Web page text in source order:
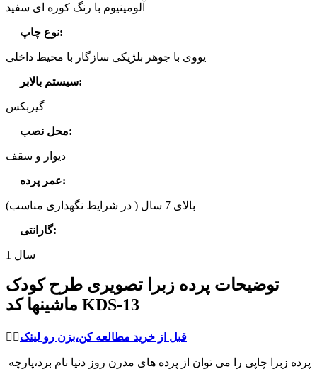
آلومینیوم با رنگ کوره ای سفید
نوع چاپ:
یووی با جوهر بلژیکی سازگار با محیط داخلی
سیستم بالابر:
گیربکس
محل نصب:
دیوار و سقف
عمر پرده:
بالای 7 سال ( در شرایط نگهداری مناسب)
گارانتی:
1 سال
توضیحات پرده زبرا تصویری طرح کودک
ماشینها کد KDS-13
👈🏻قبل از خرید مطالعه کن،بزن رو لینک